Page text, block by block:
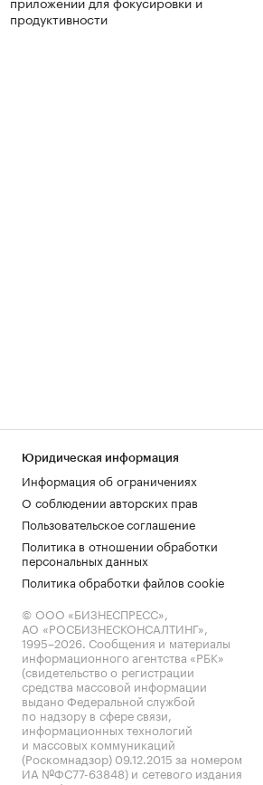
продуктивности
Юридическая информация
Информация об ограничениях
О соблюдении авторских прав
Пользовательское соглашение
Политика в отношении обработки
персональных данных
Политика обработки файлов cookie
© ООО «БИЗНЕСПРЕСС»,
АО «РОСБИЗНЕСКОНСАЛТИНГ»,
1995–2026. Сообщения и материалы
информационного агентства «РБК»
(свидетельство о регистрации
средства массовой информации
выдано Федеральной службой
по надзору в сфере связи,
информационных технологий
и массовых коммуникаций
(Роскомнадзор) 09.12.2015 за номером
ИА №ФС77-63848) и сетевого издания